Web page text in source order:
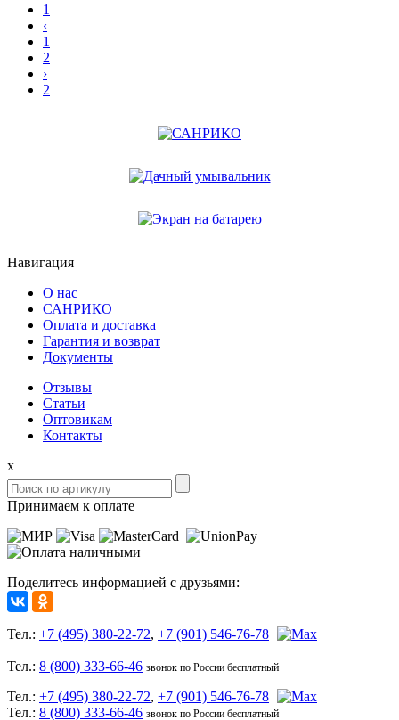
1
‹
1
2
›
2
Навигация
О нас
САНРИКО
Оплата и доставка
Гарантия и возврат
Документы
Отзывы
Статьи
Оптовикам
Контакты
x
Принимаем к оплате
Поделитесь информацией с друзьями:
Тел.: +7 (495) 380-22-72, +7 (901) 546-76-78
Тел.: 8 (800) 333-66-46 звонок по России бесплатный
Тел.: +7 (495) 380-22-72, +7 (901) 546-76-78
Тел.: 8 (800) 333-66-46 звонок по России бесплатный